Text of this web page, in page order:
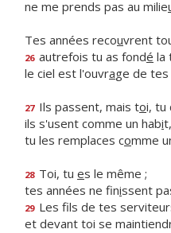
ne me prends pas au milie
Tes années recouvrent
26 autrefois tu as fondé la
le ciel est l'ouvrage de tes
27 Ils passent, mais toi, tu
ils s'usent comme un habi
tu les remplaces comme
28 Toi, tu es le même ;
tes années ne finissent
29 Les fils de tes
et devant toi se